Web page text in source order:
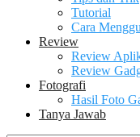
Tutorial
Cara
Review
Review
Review
Fotografi
Hasil Foto
Tanya Jawab